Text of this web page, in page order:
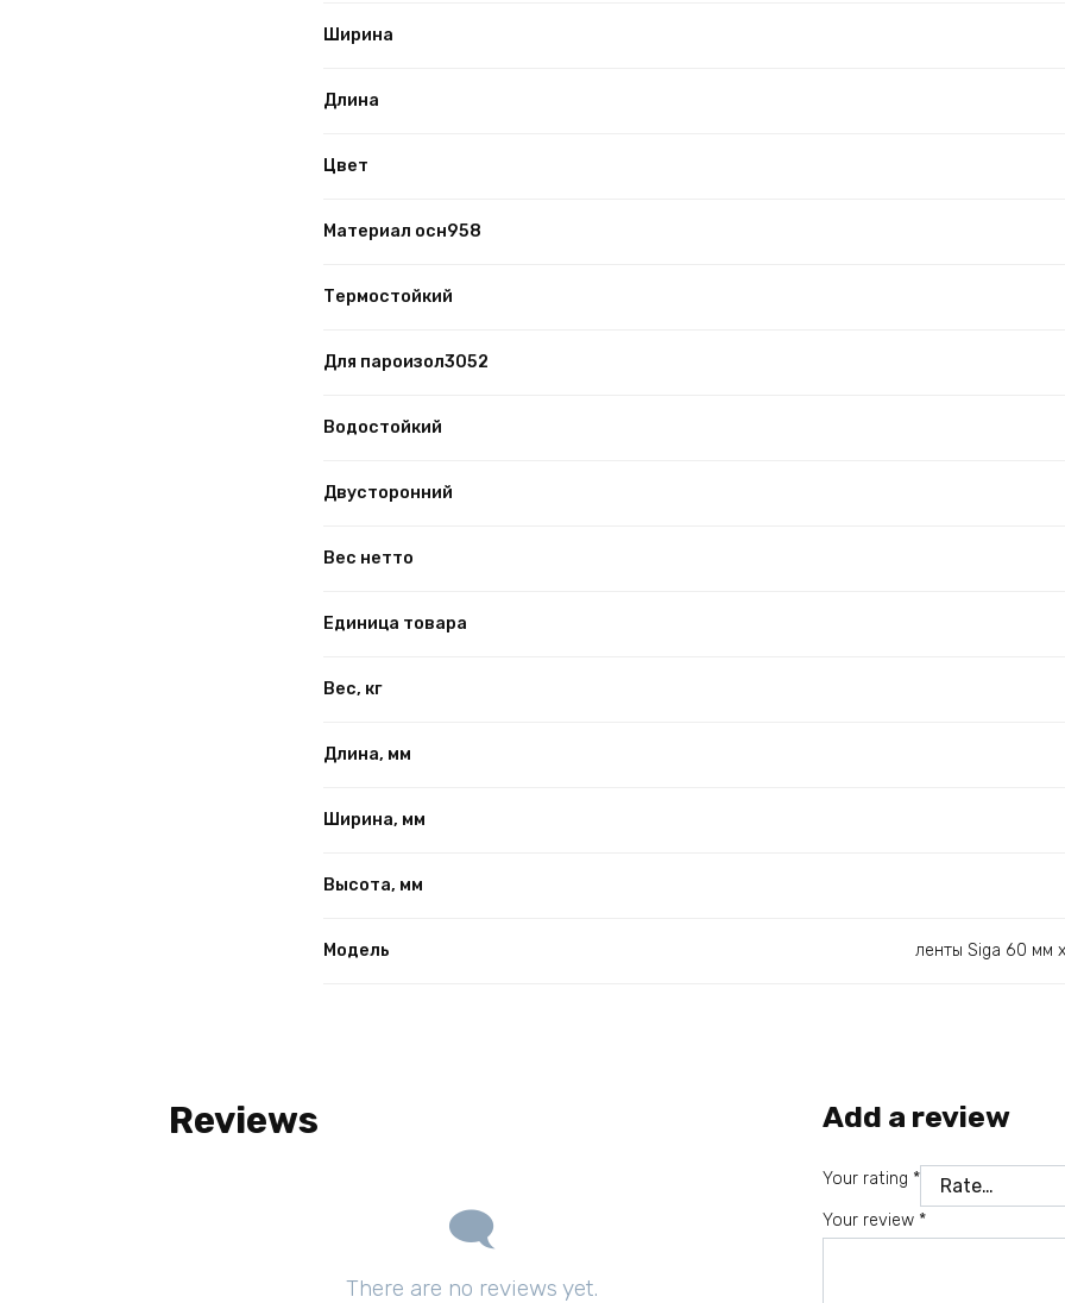
Ширина
Длина
Цвет
Материал осн958
Термостойкий
Для пароизол3052
Водостойкий
Двусторонний
Вес нетто
Единица товара
Вес, кг
Длина, мм
Ширина, мм
Высота, мм
Модель ленты Siga 60 мм
Reviews
There are no reviews yet.
Add a review
Your rating *
Your review *